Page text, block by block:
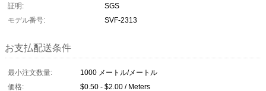
証明:
SGS
モデル番号:
SVF-2313
お支払配送条件
最小注文数量:
1000 メートル/メートル
価格:
$0.50 - $2.00 / Meters